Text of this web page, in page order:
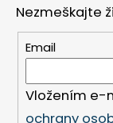
Nezmeškajte
Email
Vložením e-
ochrany